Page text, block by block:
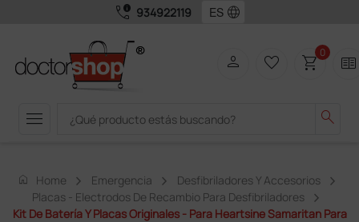
call_quality 934922119 language
menu search
person favorite_border shopping_cart0 two_pager
home Home Emergencia
Desfibriladores Y Accesorios
Placas - Electrodos De Recambio Para Desfibriladores
Kit De Batería Y Placas Originales - Para Heartsine Samaritan Para